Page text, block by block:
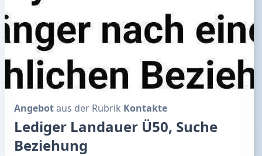
Angebotaus der Rubrik Kontakte
Lediger Landauer Ü50, Suche
Beziehung